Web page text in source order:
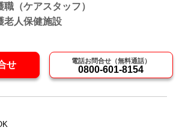
職（ケアスタッフ）
老人保健施設
せ 電話お問合せ（無料通話）
0800-601-8154